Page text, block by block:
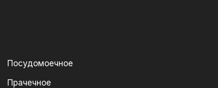
Посудомоечное
Прачечное